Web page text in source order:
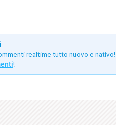
realtime tutto nuovo e
!